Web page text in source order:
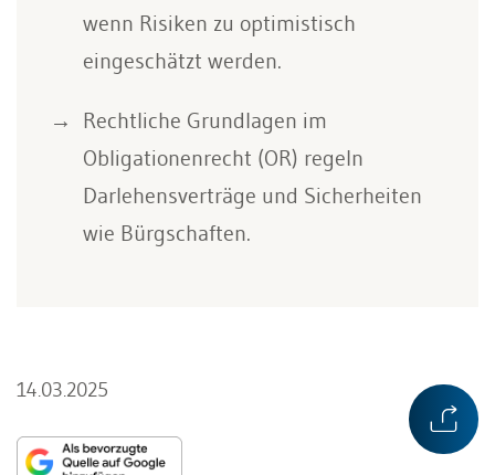
wenn Risiken zu optimistisch
eingeschätzt werden.
Rechtliche Grundlagen im
Obligationenrecht (OR) regeln
Darlehensverträge und Sicherheiten
wie Bürgschaften.
14.03.2025